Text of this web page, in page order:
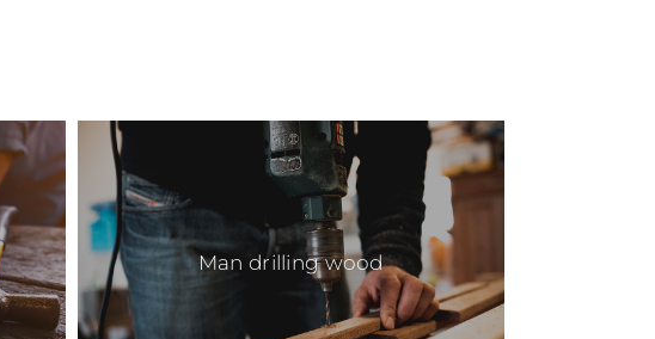
Man drilling wood